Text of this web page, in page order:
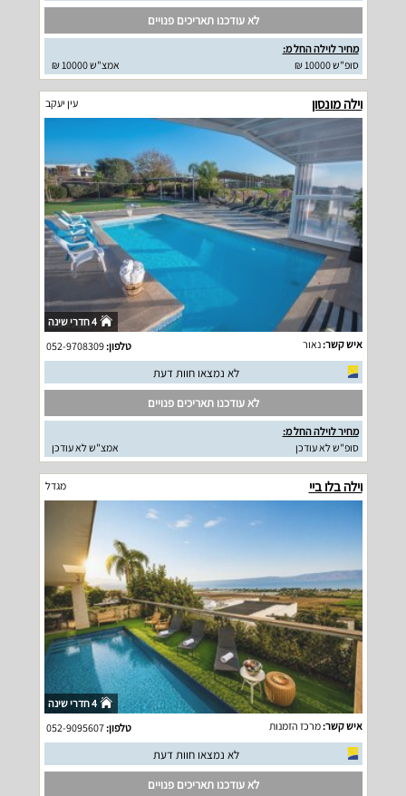
לא עודכנו תאריכים פנויים
מחיר לוילה החל מ:
סופ"ש 10000 ₪
אמצ"ש 10000 ₪
וילה מונסון עין יעקב
4 חדרי שינה
איש קשר:נאור טלפון:052-9708309
לא נמצאו חוות דעת
לא עודכנו תאריכים פנויים
מחיר לוילה החל מ:
סופ"ש לא עודכן
אמצ"ש לא עודכן
וילה בלו ביי מגדל
4 חדרי שינה
איש קשר:מרכז הזמנות טלפון:052-9095607
לא נמצאו חוות דעת
לא עודכנו תאריכים פנויים